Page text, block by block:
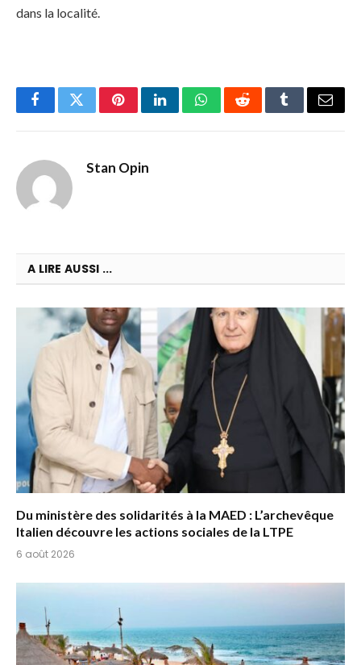
dans la localité.
FacebookTwitterPinterestLinkedInWhatsAppRedditTumblrEmail
Stan Opin
A LIRE AUSSI ...
Du ministère des solidarités à la MAED : L’archevêque
Italien découvre les actions sociales de la LTPE
6 août 2026